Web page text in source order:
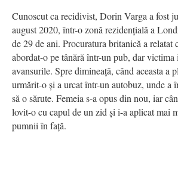
Cunoscut ca recidivist, Dorin Varga a fost
august 2020, într-o zonă rezidențială a
de 29 de ani. Procuratura britanică a relatat
abordat-o pe tânără într-un pub, dar victima
avansurile. Spre dimineață, când aceasta a
urmărit-o și a urcat într-un autobuz, unde a
să o sărute. Femeia s-a opus din nou, iar
lovit-o cu capul de un zid și i-a aplicat mai
pumnii în față.